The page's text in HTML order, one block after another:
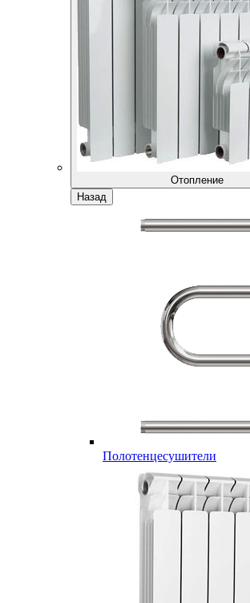
Отопление
Назад
Полотенцесушители